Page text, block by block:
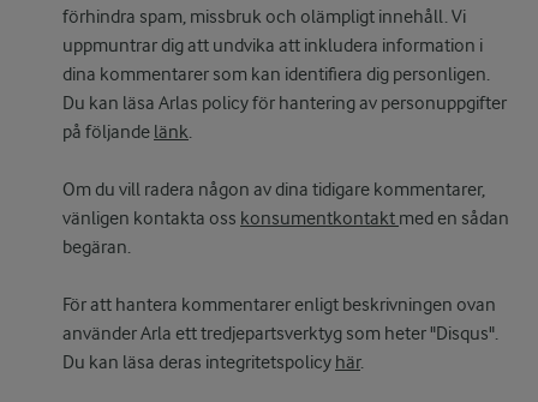
förhindra spam, missbruk och olämpligt innehåll. Vi
uppmuntrar dig att undvika att inkludera information i
dina kommentarer som kan identifiera dig personligen.
Du kan läsa Arlas policy för hantering av personuppgifter
på följande länk.
Om du vill radera någon av dina tidigare kommentarer,
vänligen kontakta oss konsumentkontakt med en sådan
begäran.
För att hantera kommentarer enligt beskrivningen ovan
använder Arla ett tredjepartsverktyg som heter "Disqus".
Du kan läsa deras integritetspolicy här.